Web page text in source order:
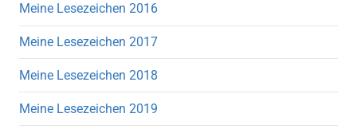
Meine Lesezeichen 2016
Meine Lesezeichen 2017
Meine Lesezeichen 2018
Meine Lesezeichen 2019